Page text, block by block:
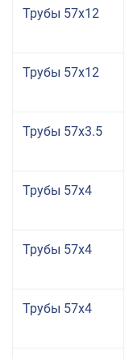
Трубы 57x12
Трубы 57x12
Трубы 57x3.5
Трубы 57x4
Трубы 57x4
Трубы 57x4